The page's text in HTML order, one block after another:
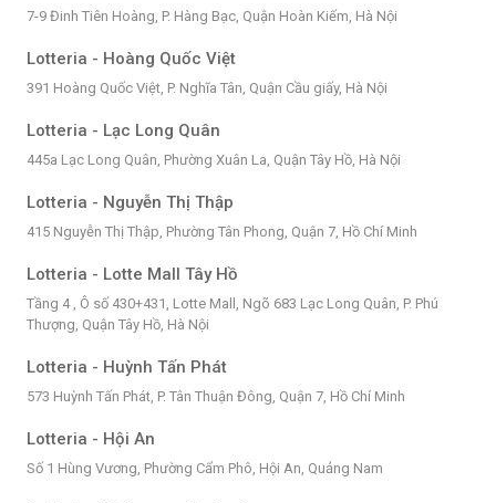
7-9 Đinh Tiên Hoàng, P. Hàng Bạc, Quận Hoàn Kiếm, Hà Nội
Lotteria - Hoàng Quốc Việt
391 Hoàng Quốc Việt, P. Nghĩa Tân, Quận Cầu giấy, Hà Nội
Lotteria - Lạc Long Quân
445a Lạc Long Quân, Phường Xuân La, Quận Tây Hồ, Hà Nội
Lotteria - Nguyễn Thị Thập
415 Nguyễn Thị Thập, Phường Tân Phong, Quận 7, Hồ Chí Minh
Lotteria - Lotte Mall Tây Hồ
Tầng 4 , Ô số 430+431, Lotte Mall, Ngõ 683 Lạc Long Quân, P. Phú
Thượng, Quận Tây Hồ, Hà Nội
Lotteria - Huỳnh Tấn Phát
573 Huỳnh Tấn Phát, P. Tân Thuận Đông, Quận 7, Hồ Chí Minh
Lotteria - Hội An
Số 1 Hùng Vương, Phường Cẩm Phô, Hội An, Quảng Nam